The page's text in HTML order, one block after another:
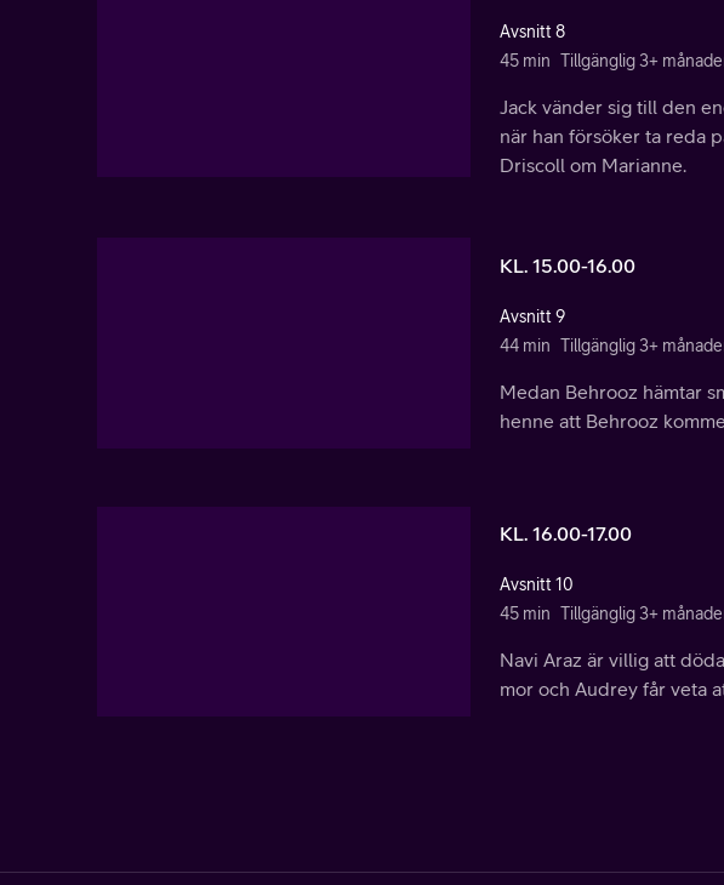
Avsnitt 8
45 min Tillgänglig 3+
Jack vänder sig till den
när han försöker ta reda
Driscoll om Marianne.
KL. 15.00-16.00
Avsnitt 9
44 min Tillgänglig 3+
Medan Behrooz hämtar
henne att Behrooz
KL. 16.00-17.00
Avsnitt 10
45 min Tillgänglig 3+
Navi Araz är villig att
mor och Audrey får veta